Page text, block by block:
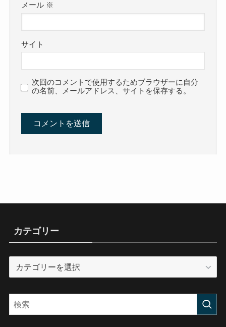
メール ※
サイト
次回のコメントで使用するためブラウザーに自分
の名前、メールアドレス、サイトを保存する。
カテゴリー
テ
リ
ー